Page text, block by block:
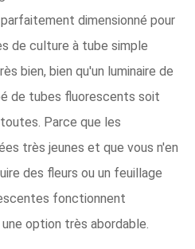
dimensionné pour
de culture à tube simple
bien, bien qu'un luminaire de
de tubes fluorescents soit
Parce que les
très jeunes et que vous n'en
des fleurs ou un feuillage
fonctionnent
option très abordable.